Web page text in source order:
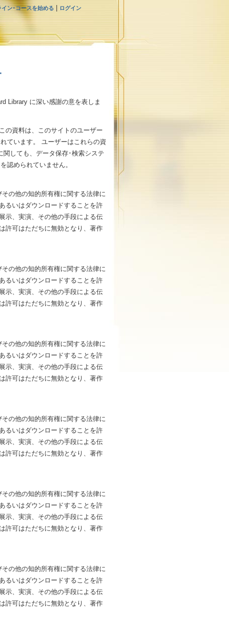
イン･コースを始める ログイン
Library に深い感謝の意を表しま
の資料は、このサイトのユーザー
ています。 ユーザーはこれらの資
しても、データ保存･検索システ
認められていません。
の他の知的所有権に関する法律に
るいはダウンロードすることを許
示、実演、その他の手段による伝
許可はただちに無効となり、著作
の他の知的所有権に関する法律に
るいはダウンロードすることを許
示、実演、その他の手段による伝
許可はただちに無効となり、著作
の他の知的所有権に関する法律に
るいはダウンロードすることを許
示、実演、その他の手段による伝
許可はただちに無効となり、著作
の他の知的所有権に関する法律に
るいはダウンロードすることを許
示、実演、その他の手段による伝
許可はただちに無効となり、著作
の他の知的所有権に関する法律に
るいはダウンロードすることを許
示、実演、その他の手段による伝
許可はただちに無効となり、著作
の他の知的所有権に関する法律に
るいはダウンロードすることを許
示、実演、その他の手段による伝
許可はただちに無効となり、著作